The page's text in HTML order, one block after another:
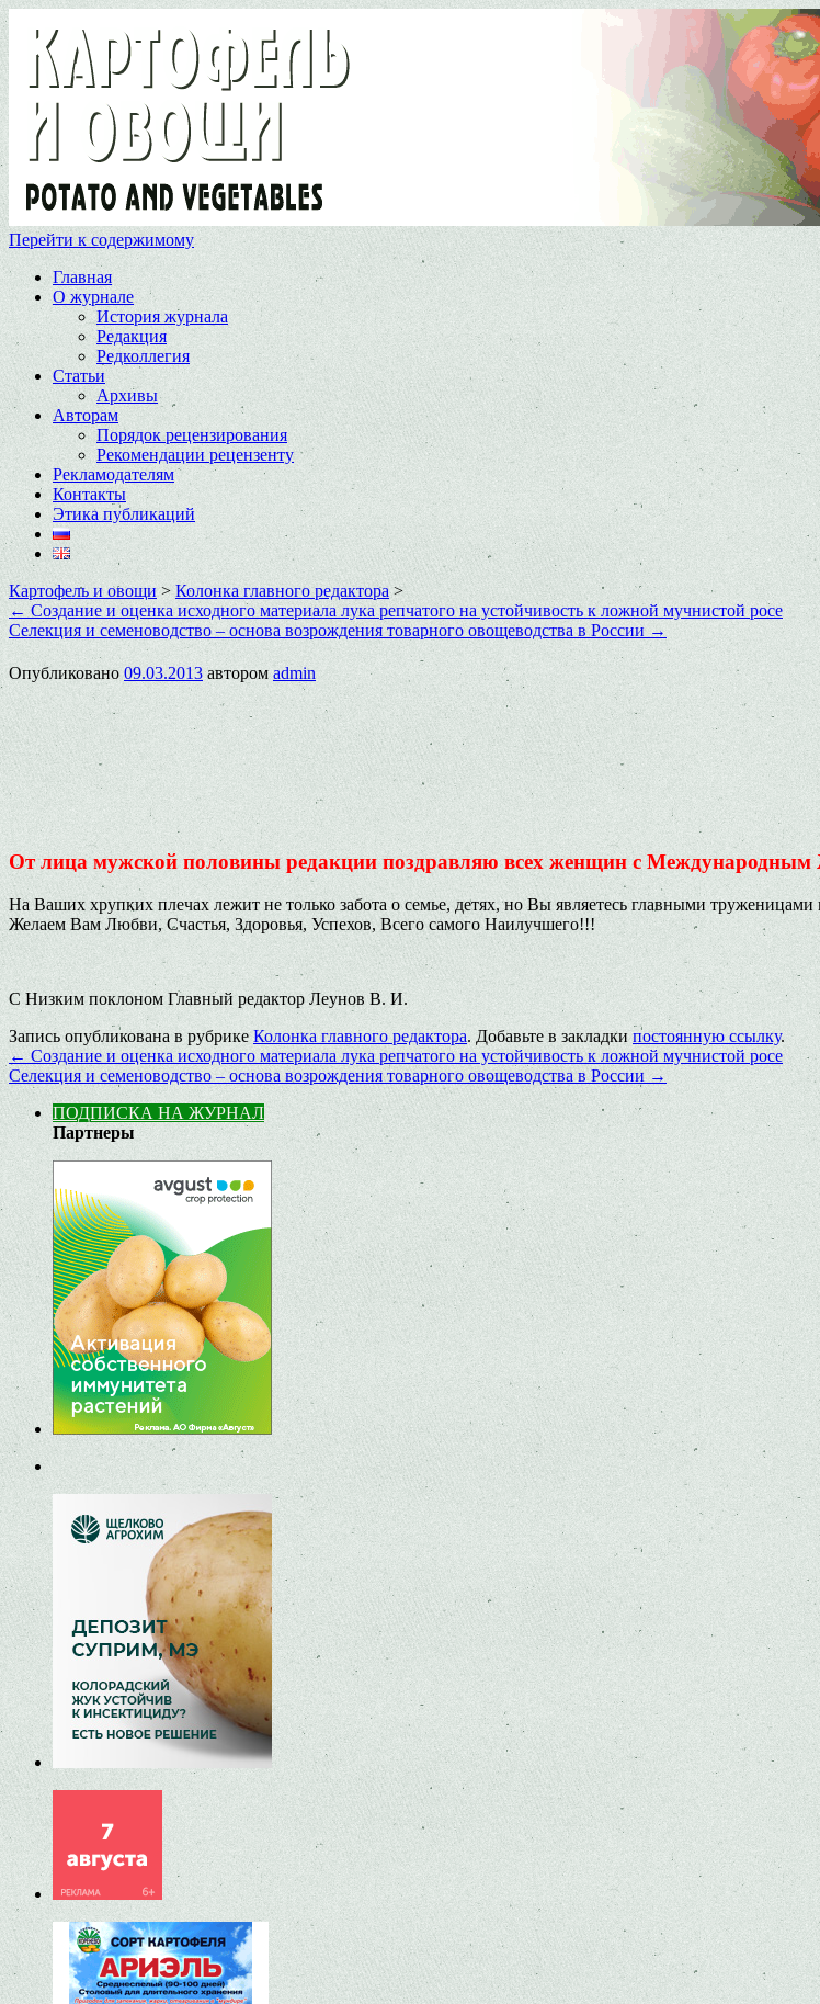
Перейти к содержимому
Главная
О журнале
История журнала
Редакция
Редколлегия
Статьи
Архивы
Авторам
Порядок рецензирования
Рекомендации рецензенту
Рекламодателям
Контакты
Этика публикаций
Картофель и овощи > Колонка главного редактора>
← Создание и оценка исходного материала лука репчатого на устойчивость к ложной мучнистой росе
Селекция и семеноводство – основа возрождения товарного овощеводства в России →
Опубликовано 09.03.2013 автором admin
От лица мужской половины редакции поздравляю всех женщин с
На Ваших хрупких плечах лежит не только забота о семье, детях, но Вы являетесь главными
Желаем Вам Любви, Счастья, Здоровья, Успехов, Всего самого Наилучшего!!!
С Низким поклоном Главный редактор Леунов В. И.
Запись опубликована в рубрикеКолонка главного редактора. Добавьте в закладкипостоянную ссылку.
← Создание и оценка исходного материала лука репчатого на устойчивость к ложной мучнистой росе
Селекция и семеноводство – основа возрождения товарного овощеводства в России →
ПОДПИСКА НА ЖУРНАЛ
Партнеры